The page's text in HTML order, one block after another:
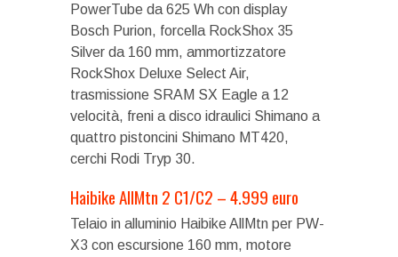
PowerTube da 625 Wh con display
Bosch Purion, forcella RockShox 35
Silver da 160 mm, ammortizzatore
RockShox Deluxe Select Air,
trasmissione SRAM SX Eagle a 12
velocità, freni a disco idraulici Shimano a
quattro pistoncini Shimano MT420,
cerchi Rodi Tryp 30.
Haibike AllMtn 2 C1/C2 – 4.999 euro
Telaio in alluminio Haibike AllMtn per PW-
X3 con escursione 160 mm, motore